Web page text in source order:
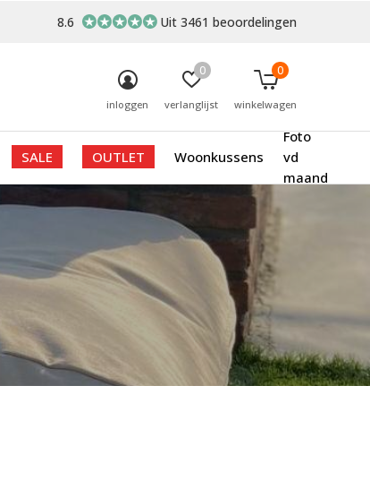
SALE OUTLET Woonkussens
Foto
vd
maand
inloggen verlanglijst
0
winkelwagen
0
8.6 Uit 3461 beoordelingen